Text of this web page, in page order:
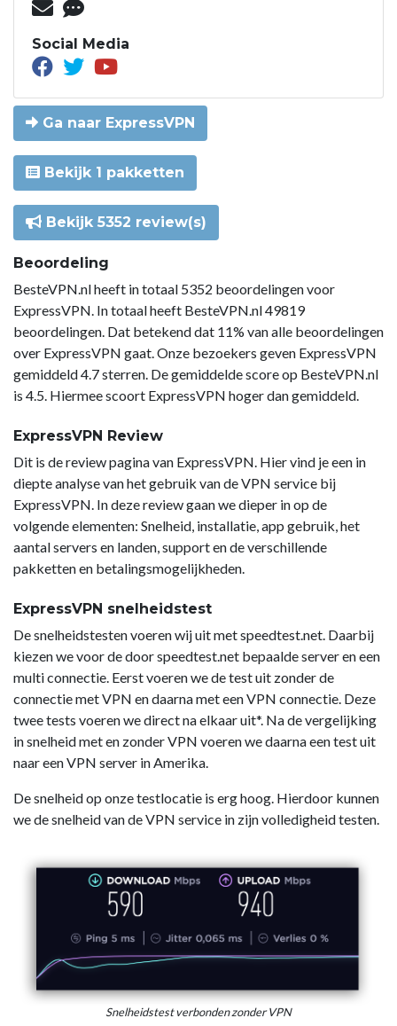
Social Media
Ga naar ExpressVPN
Bekijk 1 pakketten
Bekijk 5352 review(s)
Beoordeling
BesteVPN.nl heeft in totaal 5352 beoordelingen voor
ExpressVPN. In totaal heeft BesteVPN.nl 49819
beoordelingen. Dat betekend dat 11% van alle beoordelingen
over ExpressVPN gaat. Onze bezoekers geven ExpressVPN
gemiddeld 4.7 sterren. De gemiddelde score op BesteVPN.nl
is 4.5. Hiermee scoort ExpressVPN hoger dan gemiddeld.
ExpressVPN Review
Dit is de review pagina van ExpressVPN. Hier vind je een in
diepte analyse van het gebruik van de VPN service bij
ExpressVPN. In deze review gaan we dieper in op de
volgende elementen: Snelheid, installatie, app gebruik, het
aantal servers en landen, support en de verschillende
pakketten en betalingsmogelijkheden.
ExpressVPN snelheidstest
De snelheidstesten voeren wij uit met speedtest.net. Daarbij
kiezen we voor de door speedtest.net bepaalde server en een
multi connectie. Eerst voeren we de test uit zonder de
connectie met VPN en daarna met een VPN connectie. Deze
twee tests voeren we direct na elkaar uit*. Na de vergelijking
in snelheid met en zonder VPN voeren we daarna een test uit
naar een VPN server in Amerika.
De snelheid op onze testlocatie is erg hoog. Hierdoor kunnen
we de snelheid van de VPN service in zijn volledigheid testen.
Snelheidstest verbonden zonder VPN